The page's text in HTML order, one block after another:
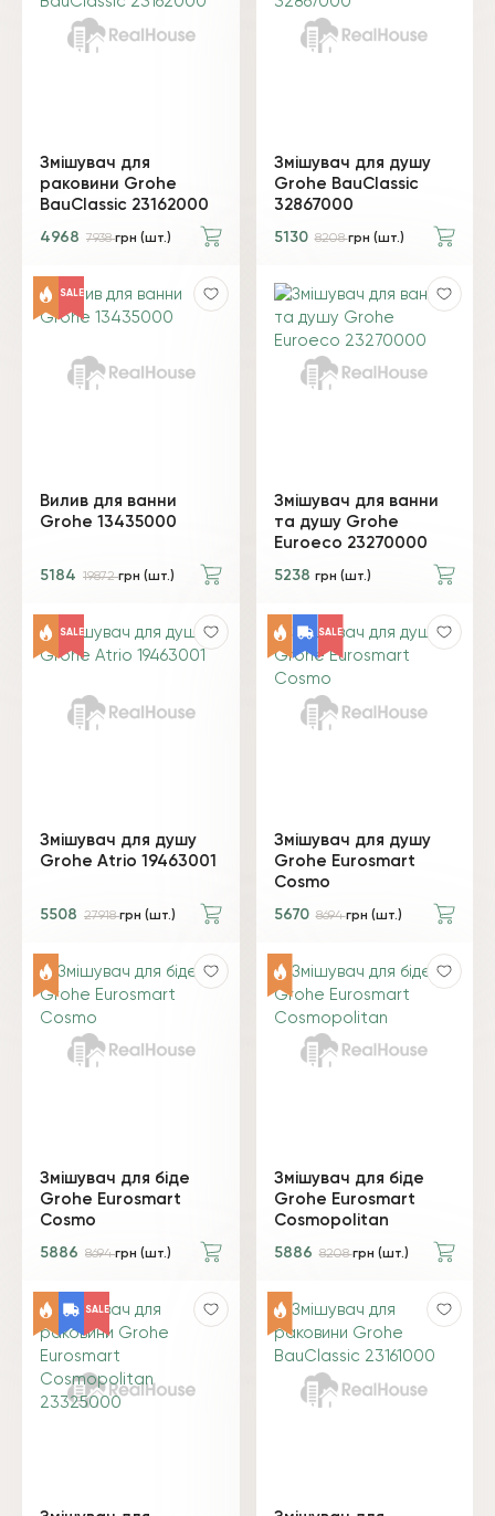
Змішувач для
раковини Grohe
BauClassic 23162000
4968 7938грн (шт.)
Змішувач для душу
Grohe BauClassic
32867000
5130 8208грн (шт.)
SALE
Вилив для ванни
Grohe 13435000
5184 19872грн (шт.)
Змішувач для ванни
та душу Grohe
Euroeco 23270000
5238 грн (шт.)
SALE
Змішувач для душу
Grohe Atrio 19463001
5508 27918грн (шт.)
SALE
Змішувач для душу
Grohe Eurosmart
Cosmo
5670 8694грн (шт.)
Змішувач для біде
Grohe Eurosmart
Cosmo
5886 8694грн (шт.)
Змішувач для біде
Grohe Eurosmart
Cosmopolitan
5886 8208грн (шт.)
SALE